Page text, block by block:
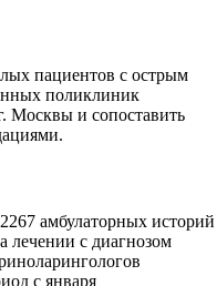
пациентов с острым
поликлиник
Москвы и сопоставить
амбулаторных историй
лечении с диагнозом
с января